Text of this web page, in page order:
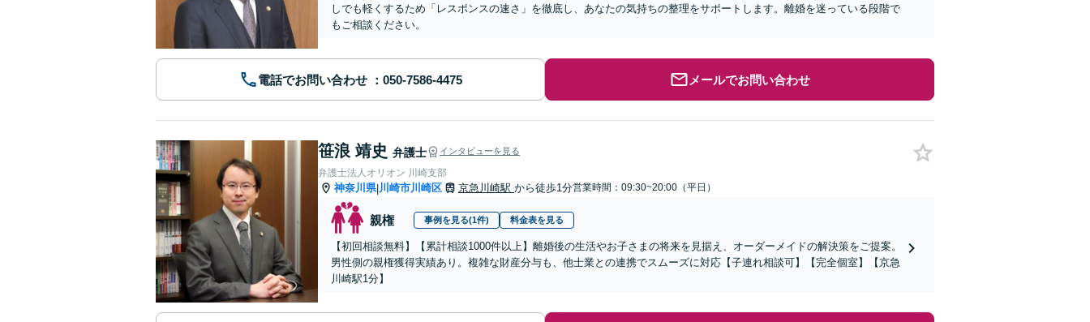
しでも軽くするため「レスポンスの速さ」を徹底し、あなたの気持ちの整理をサポートします。離婚を迷っている段階で
もご相談ください。
電話でお問い合わせ メールでお問い合わせ
笹浪 靖史 弁護士 インタビューを見る
弁護士法人オリオン 川崎支部
神奈川県|川崎市川崎区 京急川崎駅 から徒歩1分営業時間：09:30~20:00（平日）
親権 事例を見る(1件) 料金表を見る
【初回相談無料】【累計相談1000件以上】離婚後の生活やお子さまの将来を見据え、オーダーメイドの解決策をご提案。
男性側の親権獲得実績あり。複雑な財産分与も、他士業との連携でスムーズに対応【子連れ相談可】【完全個室】【京急
川崎駅1分】